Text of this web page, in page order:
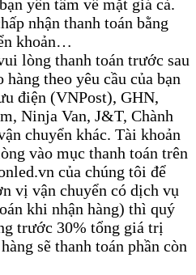
yên tâm về mặt giá cả.
nhận thanh toán bằng
khoản…
lòng thanh toán trước sau
theo yêu cầu của bạn
điện (VNPost), GHN,
Ninja Van, J&T, Chành
chuyển khác. Tài khoản
vào mục thanh toán trên
của chúng tôi để
vị vận chuyển có dịch vụ
khi nhận hàng) thì quý
trước 30% tổng giá trị
sẽ thanh toán phần còn